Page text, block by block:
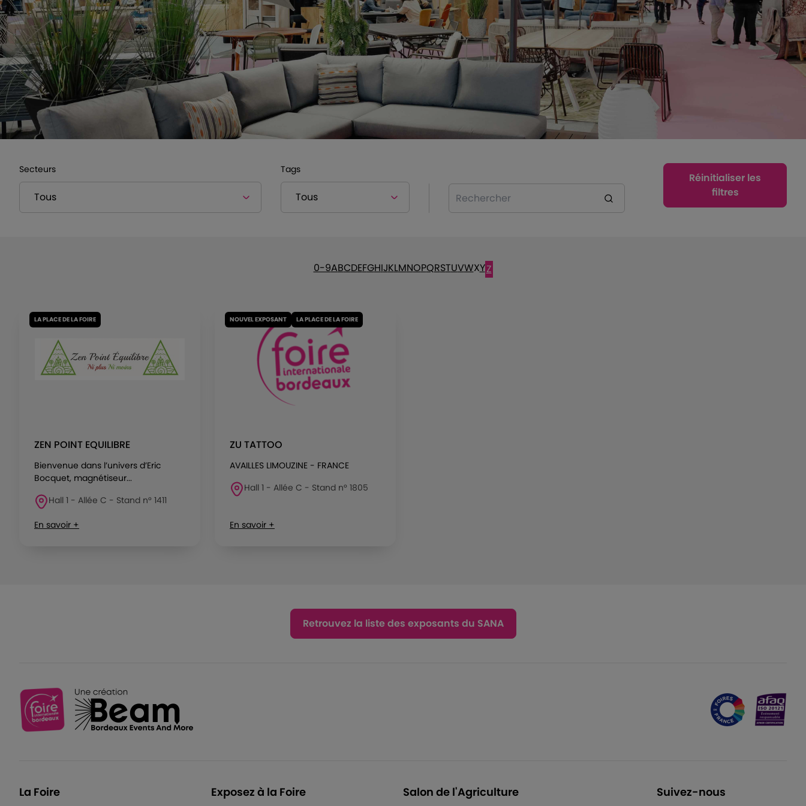
Secteurs Tags
Rechercher
Réinitialiser les
filtres
0-9ABCDEFGHIJKLMNOPQRSTUVWXYZ
LA PLACE DE LA FOIRE
ZEN POINT EQUILIBRE
Bienvenue dans l’univers d’Eric
Bocquet, magnétiseur...
Hall 1 - Allée C - Stand n° 1411
En savoir +
NOUVEL EXPOSANT LA PLACE DE LA FOIRE
ZU TATTOO
AVAILLES LIMOUZINE - FRANCE
Hall 1 - Allée C - Stand n° 1805
En savoir +
Retrouvez la liste des exposants du SANA
La Foire Exposez à la Foire Salon de l'Agriculture Suivez-nous